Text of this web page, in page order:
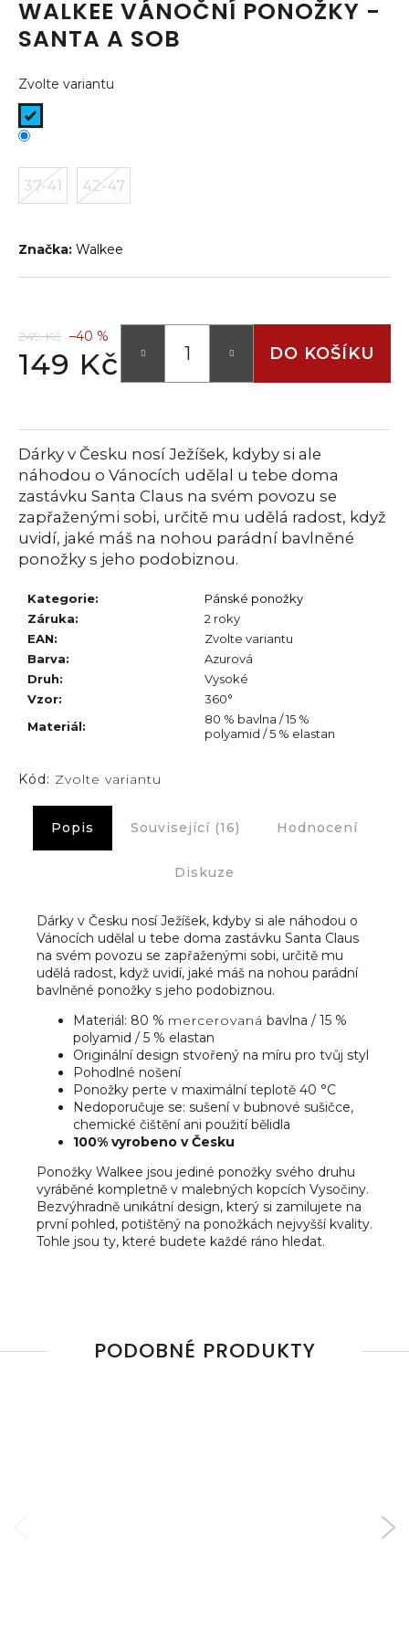
WALKEE VÁNOČNÍ PONOŽKY -
SANTA A SOB
Zvolte variantu
37-41 42-47
Značka: Walkee
249 Kč –40 %
149 Kč DO KOŠÍKU
Dárky v Česku nosí Ježíšek, kdyby si ale
náhodou o Vánocích udělal u tebe doma
zastávku Santa Claus na svém povozu se
zapřaženými sobi, určitě mu udělá radost, když
uvidí, jaké máš na nohou parádní bavlněné
ponožky s jeho podobiznou.
Kategorie:
Pánské ponožky
Záruka:
2 roky
EAN:
Zvolte variantu
Barva:
Azurová
Druh:
Vysoké
Vzor:
360°
Materiál:
80 % bavlna / 15 %
polyamid / 5 % elastan
Kód: Zvolte variantu
Popis Související (16) Hodnocení
Diskuze
Dárky v Česku nosí Ježíšek, kdyby si ale náhodou o
Vánocích udělal u tebe doma zastávku Santa Claus
na svém povozu se zapřaženými sobi, určitě mu
udělá radost, když uvidí, jaké máš na nohou parádní
bavlněné ponožky s jeho podobiznou.
Materiál: 80 % mercerovaná bavlna / 15 %
polyamid / 5 % elastan
Originální design stvořený na míru pro tvůj styl
Pohodlné nošení
Ponožky perte v maximální teplotě 40 °C
Nedoporučuje se: sušení v bubnové sušičce,
chemické čištění ani použití bělidla
100% vyrobeno v Česku
Ponožky Walkee jsou jediné ponožky svého druhu
vyráběné kompletně v malebných kopcích Vysočiny.
Bezvýhradně unikátní design, který si zamilujete na
první pohled, potištěný na ponožkách nejvyšší kvality.
Tohle jsou ty, které budete každé ráno hledat.
a
j
í
t
?
p
o
r
u
j
e
m
e
PODOBNÉ PRODUKTY